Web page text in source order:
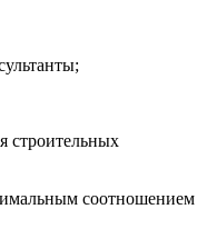
строительных
соотношением